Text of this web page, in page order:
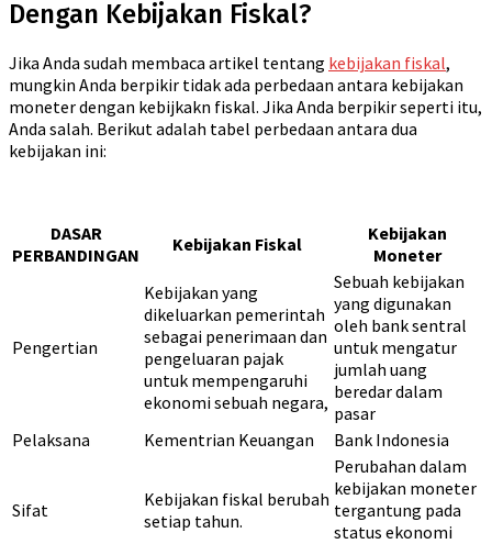
Dengan Kebijakan Fiskal?
Jika Anda sudah membaca artikel tentang kebijakan fiskal,
mungkin Anda berpikir tidak ada perbedaan antara kebijakan
moneter dengan kebijkakn fiskal. Jika Anda berpikir seperti itu,
Anda salah. Berikut adalah tabel perbedaan antara dua
kebijakan ini:
DASAR
PERBANDINGAN
Kebijakan Fiskal
Kebijakan
Moneter
Pengertian
Kebijakan yang
dikeluarkan pemerintah
sebagai penerimaan dan
pengeluaran pajak
untuk mempengaruhi
ekonomi sebuah negara,
Sebuah kebijakan
yang digunakan
oleh bank sentral
untuk mengatur
jumlah uang
beredar dalam
pasar
Pelaksana
Kementrian Keuangan Bank Indonesia
Sifat
Kebijakan fiskal berubah
setiap tahun.
Perubahan dalam
kebijakan moneter
tergantung pada
status ekonomi